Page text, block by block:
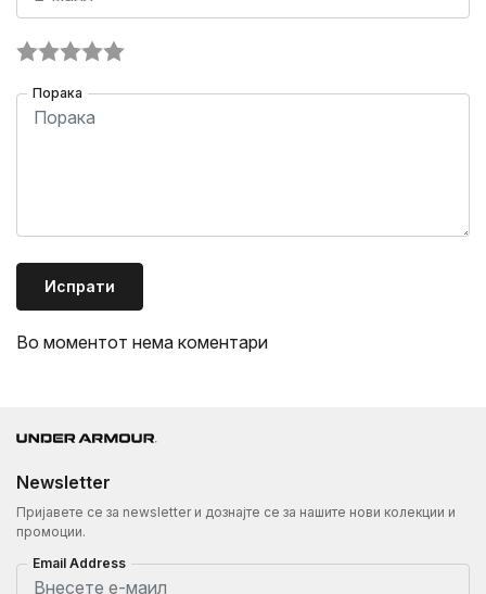
Порака
Испрати
Во моментот нема коментари
Newsletter
Пријавете се за newsletter и дознајте се за нашите нови колекции и
промоции.
Email Address